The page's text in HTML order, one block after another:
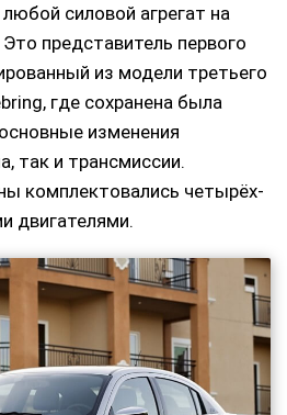
силовой агрегат на
представитель первого
из модели третьего
где сохранена была
изменения
так и трансмиссии.
комплектовались четырёх-
двигателями.